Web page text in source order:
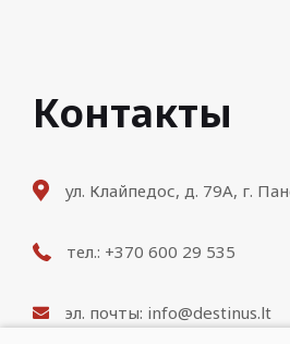
Контакты
ул. Клайпедос, д. 79A, г.
тел.: +370 600 29 535
эл. почты: info@destinus.lt